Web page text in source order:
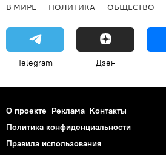
В МИРЕ ПОЛИТИКА ОБЩЕСТВО
Telegram Дзен
О проекте Реклама Контакты
Политика конфиденциальности
Правила использования